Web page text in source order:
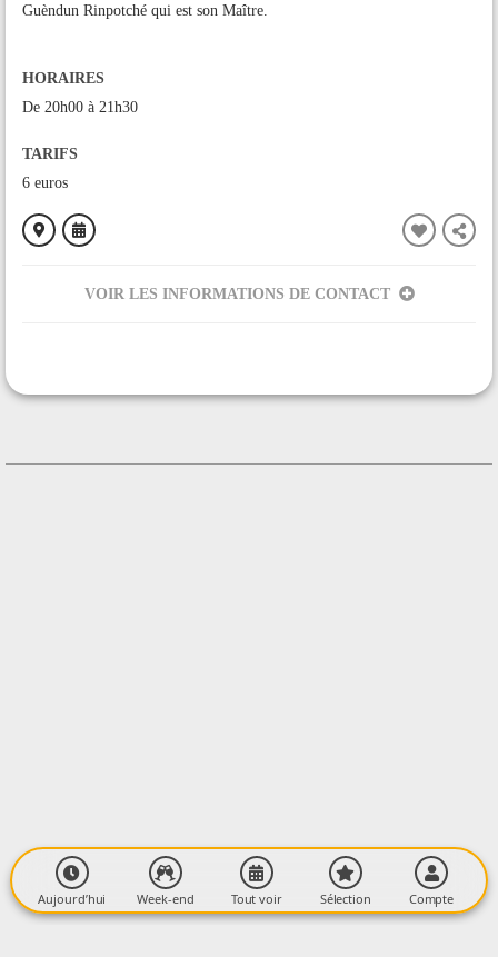
Guèndun Rinpotché qui est son Maître.
HORAIRES
De 20h00 à 21h30
TARIFS
6 euros
VOIR LES INFORMATIONS DE CONTACT
CONTACT
Contacter l'organisateur
Aujourd’hui Week-end Tout voir Sélection Compte